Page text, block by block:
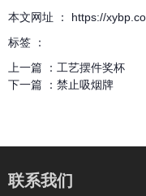
本文网址 ： https://
标签 ：
上一篇 ： 工艺摆件奖杯
下一篇 ： 禁止吸烟牌
联系我们